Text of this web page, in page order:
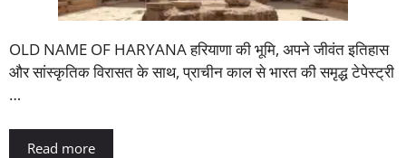
OLD NAME OF HARYANA हरियाणा की भूमि, अपने जीवंत इतिहास
और सांस्कृतिक विरासत के साथ, प्राचीन काल से भारत की समृद्ध टेपेस्ट्री
…
Read more